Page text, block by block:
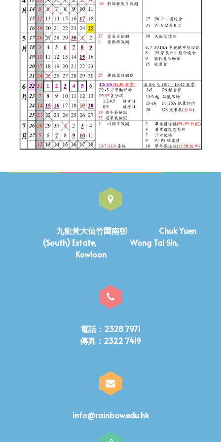
九龍黃大仙竹園南邨 Chuk Yuen
(South) Estate, Wong Tai Sin,
Kowloon
電話：2328 7971
傳真：2322 7419
info@rainbow.edu.hk